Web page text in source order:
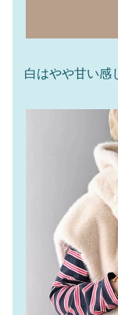
白はやや甘い感